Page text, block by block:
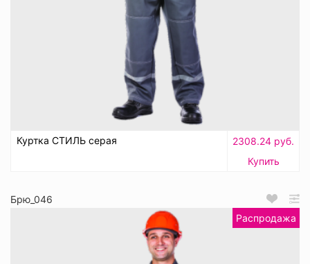
Куртка СТИЛЬ серая
2308.24 руб.
Купить
Брю_046
Распродажа